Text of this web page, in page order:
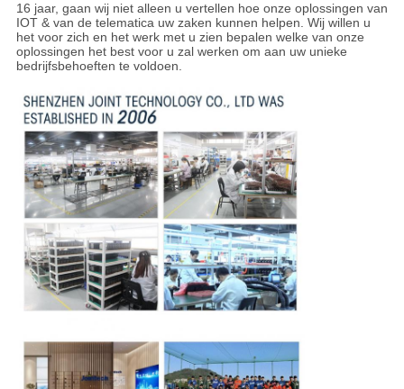
16 jaar, gaan wij niet alleen u vertellen hoe onze oplossingen van
IOT & van de telematica uw zaken kunnen helpen. Wij willen u
het voor zich en het werk met u zien bepalen welke van onze
oplossingen het best voor u zal werken om aan uw unieke
bedrijfsbehoeften te voldoen.